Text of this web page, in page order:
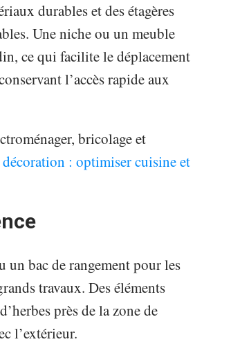
durables et des étagères
Une niche ou un meuble
ce qui facilite le déplacement
l’accès rapide aux
bricolage et
: optimiser cuisine et
bac de rangement pour les
travaux. Des éléments
près de la zone de
l’extérieur.